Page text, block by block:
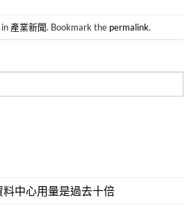
產業新聞. Bookmark the permalink.
中心用量是過去十倍